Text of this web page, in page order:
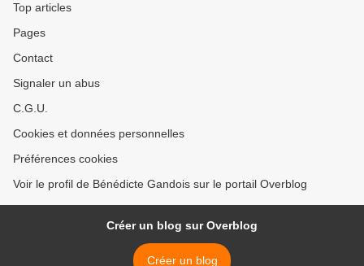
Top articles
Pages
Contact
Signaler un abus
C.G.U.
Cookies et données personnelles
Préférences cookies
Voir le profil de Bénédicte Gandois sur le portail Overblog
Créer un blog sur Overblog
Créer un blog